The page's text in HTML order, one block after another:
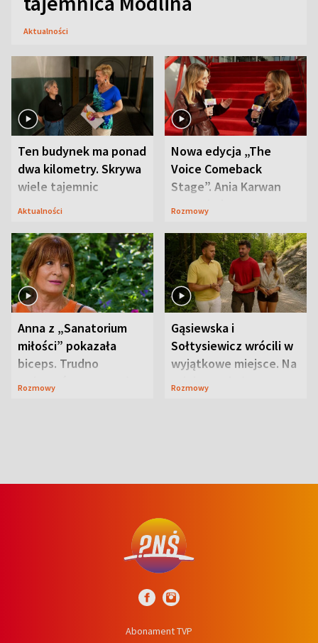
Aktualności
Ten budynek ma ponad
dwa kilometry. Skrywa
wiele tajemnic
Aktualności
Nowa edycja „The
Voice Comeback
Stage”. Ania Karwan
zapowiada
Rozmowy
Anna z „Sanatorium
miłości” pokazała
biceps. Trudno
uwierzyć, co przeszła
Rozmowy
Gąsiewska i
Sołtysiewicz wrócili w
wyjątkowe miejsce. Na
szlaku czekał
Rozmowy
Abonament TVP